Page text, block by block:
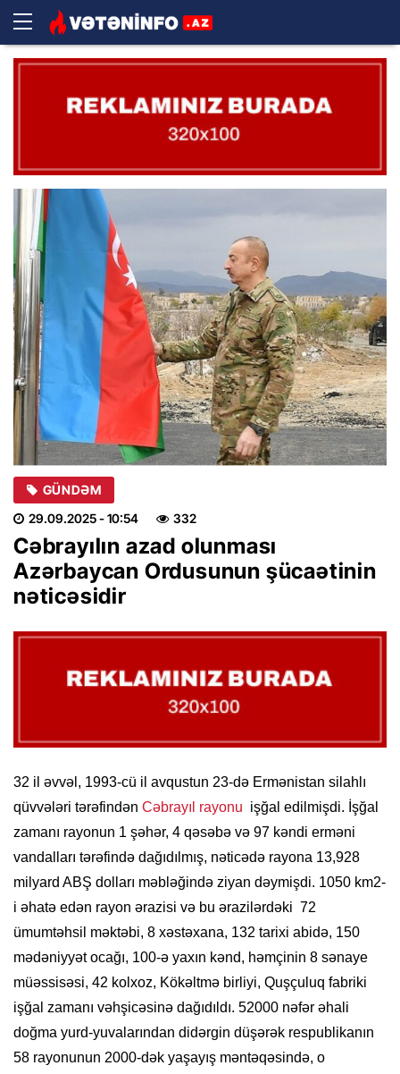
GÜNDƏM
29.09.2025- 10:54 332
Cəbrayılın azad olunması
Azərbaycan Ordusunun şücaətinin
nəticəsidir
32 il əvvəl, 1993-cü il avqustun 23-də Ermənistan silahlı
qüvvələri tərəfindən Cəbrayıl rayonu işğal edilmişdi. İşğal
zamanı rayonun 1 şəhər, 4 qəsəbə və 97 kəndi erməni
vandalları tərəfində dağıdılmış, nəticədə rayona 13,928
milyard ABŞ dolları məbləğində ziyan dəymişdi. 1050 km2-
i əhatə edən rayon ərazisi və bu ərazilərdəki 72
ümumtəhsil məktəbi, 8 xəstəxana, 132 tarixi abidə, 150
mədəniyyət ocağı, 100-ə yaxın kənd, həmçinin 8 sənaye
müəssisəsi, 42 kolxoz, Kökəltmə birliyi, Quşçuluq fabriki
işğal zamanı vəhşicəsinə dağıdıldı. 52000 nəfər əhali
doğma yurd-yuvalarından didərgin düşərək respublikanın
58 rayonunun 2000-dək yaşayış məntəqəsində, o